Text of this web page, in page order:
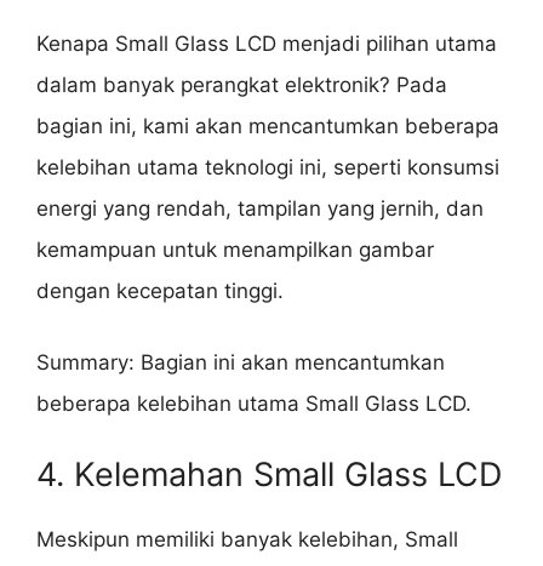
Kenapa Small Glass LCD menjadi pilihan utama
dalam banyak perangkat elektronik? Pada
bagian ini, kami akan mencantumkan beberapa
kelebihan utama teknologi ini, seperti konsumsi
energi yang rendah, tampilan yang jernih, dan
kemampuan untuk menampilkan gambar
dengan kecepatan tinggi.
Summary: Bagian ini akan mencantumkan
beberapa kelebihan utama Small Glass LCD.
4. Kelemahan Small Glass LCD
Meskipun memiliki banyak kelebihan, Small